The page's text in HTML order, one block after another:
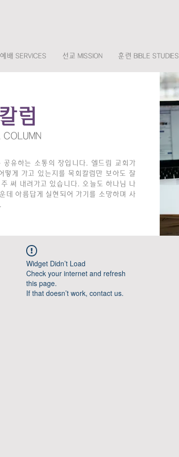
예배 SERVICES 선교 MISSION 훈련 BIBLE STUDIES
럼
COLUMN
유하는 소통의 장입니다. 엘드림 교회가
게 가고 있는지를 목회칼럼만 보아도 잘
써 내려가고 있습니다. 오늘도 하나님 나
데 아름답게 실현되어 가기를 소망하며 ​사
Widget Didn’t Load
Check your internet and refresh
this page.
If that doesn’t work, contact us.